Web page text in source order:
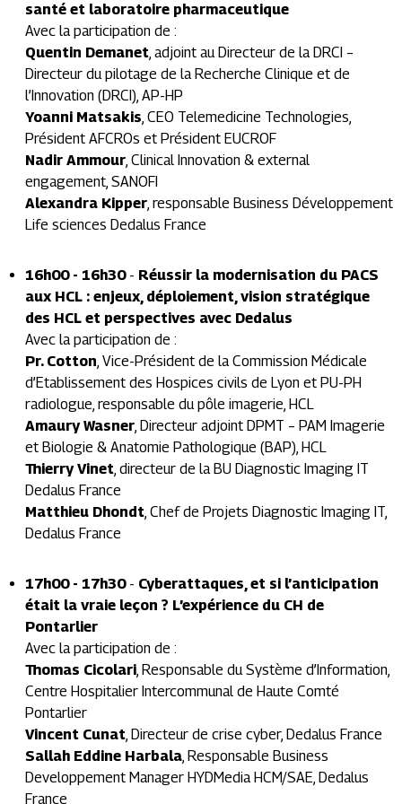
santé et laboratoire pharmaceutique
Avec la participation de :
Quentin Demanet, adjoint au Directeur de la DRCI –
Directeur du pilotage de la Recherche Clinique et de
l’Innovation (DRCI), AP-HP
Yoanni Matsakis, CEO Telemedicine Technologies,
Président AFCROs et Président EUCROF
Nadir Ammour, Clinical Innovation & external
engagement, SANOFI
Alexandra Kipper, responsable Business Développement
Life sciences Dedalus France
16h00 - 16h30- Réussir la modernisation du PACS
aux HCL : enjeux, déploiement, vision stratégique
des HCL et perspectives avec Dedalus
Avec la participation de :
Pr. Cotton, Vice-Président de la Commission Médicale
d’Etablissement des Hospices civils de Lyon et PU-PH
radiologue, responsable du pôle imagerie, HCL
Amaury Wasner, Directeur adjoint DPMT – PAM Imagerie
et Biologie & Anatomie Pathologique (BAP), HCL
Thierry Vinet, directeur de la BU Diagnostic Imaging IT
Dedalus France
Matthieu Dhondt, Chef de Projets Diagnostic Imaging IT,
Dedalus France
17h00 - 17h30- Cyberattaques, et si l’anticipation
était la vraie leçon ? L’expérience du CH de
Pontarlier
Avec la participation de :
Thomas Cicolari, Responsable du Système d’Information,
Centre Hospitalier Intercommunal de Haute Comté
Pontarlier
Vincent Cunat, Directeur de crise cyber, Dedalus France
Sallah Eddine Harbala, Responsable Business
Developpement Manager HYDMedia HCM/SAE, Dedalus
France